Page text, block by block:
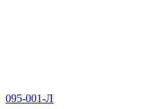
095-001-Л